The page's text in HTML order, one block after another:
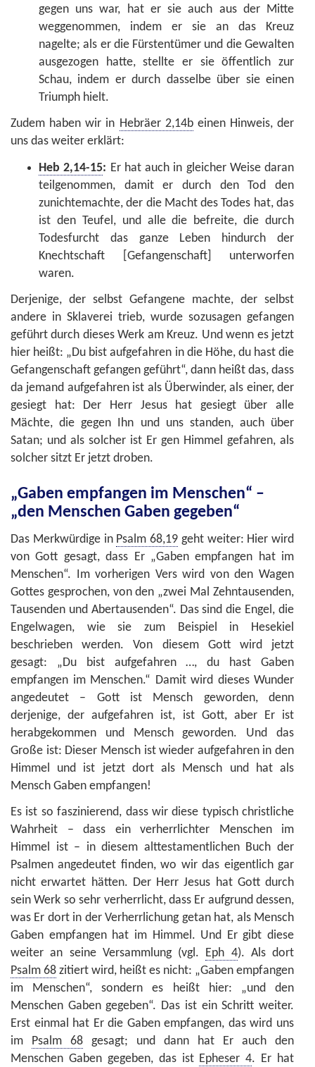
gegen uns war, hat er sie auch aus der Mitte
weggenommen, indem er sie an das Kreuz
nagelte; als er die Fürstentümer und die Gewalten
ausgezogen hatte, stellte er sie öffentlich zur
Schau, indem er durch dasselbe über sie einen
Triumph hielt.
Zudem haben wir in Hebräer 2,14beinen Hinweis, der
uns das weiter erklärt:
Heb 2,14-15: Er hat auch in gleicher Weise daran
teilgenommen, damit er durch den Tod den
zunichtemachte, der die Macht des Todes hat, das
ist den Teufel, und alle die befreite, die durch
Todesfurcht das ganze Leben hindurch der
Knechtschaft [Gefangenschaft] unterworfen
waren.
Derjenige, der selbst Gefangene machte, der selbst
andere in Sklaverei trieb, wurde sozusagen gefangen
geführt durch dieses Werk am Kreuz. Und wenn es jetzt
hier heißt: „Du bist aufgefahren in die Höhe, du hast die
Gefangenschaft gefangen geführt“, dann heißt das, dass
da jemand aufgefahren ist als Überwinder, als einer, der
gesiegt hat: Der Herr Jesus hat gesiegt über alle
Mächte, die gegen Ihn und uns standen, auch über
Satan; und als solcher ist Er gen Himmel gefahren, als
solcher sitzt Er jetzt droben.
„Gaben empfangen im Menschen“ –
„den Menschen Gaben gegeben“
Das Merkwürdige in Psalm 68,19 geht weiter: Hier wird
von Gott gesagt, dass Er „Gaben empfangen hat im
Menschen“. Im vorherigen Vers wird von den Wagen
Gottes gesprochen, von den „zwei Mal Zehntausenden,
Tausenden und Abertausenden“. Das sind die Engel, die
Engelwagen, wie sie zum Beispiel in Hesekiel
beschrieben werden. Von diesem Gott wird jetzt
gesagt: „Du bist aufgefahren …, du hast Gaben
empfangen im Menschen.“ Damit wird dieses Wunder
angedeutet – Gott ist Mensch geworden, denn
derjenige, der aufgefahren ist, ist Gott, aber Er ist
herabgekommen und Mensch geworden. Und das
Große ist: Dieser Mensch ist wieder aufgefahren in den
Himmel und ist jetzt dort als Mensch und hat als
Mensch Gaben empfangen!
Es ist so faszinierend, dass wir diese typisch christliche
Wahrheit – dass ein verherrlichter Menschen im
Himmel ist – in diesem alttestamentlichen Buch der
Psalmen angedeutet finden, wo wir das eigentlich gar
nicht erwartet hätten. Der Herr Jesus hat Gott durch
sein Werk so sehr verherrlicht, dass Er aufgrund dessen,
was Er dort in der Verherrlichung getan hat, als Mensch
Gaben empfangen hat im Himmel. Und Er gibt diese
weiter an seine Versammlung (vgl. Eph 4). Als dort
Psalm 68 zitiert wird, heißt es nicht: „Gaben empfangen
im Menschen“, sondern es heißt hier: „und den
Menschen Gaben gegeben“. Das ist ein Schritt weiter.
Erst einmal hat Er die Gaben empfangen, das wird uns
im Psalm 68 gesagt; und dann hat Er auch den
Menschen Gaben gegeben, das ist Epheser 4. Er hat